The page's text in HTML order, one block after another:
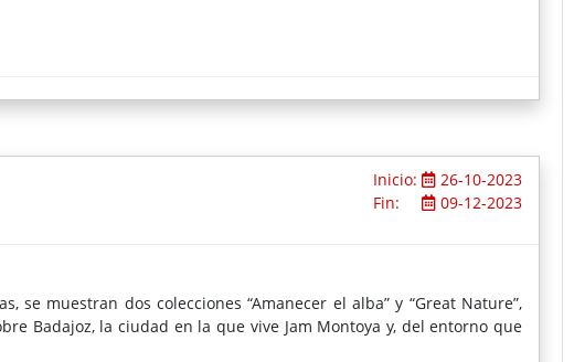
Inicio:
26-10-2023
Fin:
09-12-2023
se muestran dos colecciones “Amanecer el alba” y “Great Nature”,
Badajoz, la ciudad en la que vive Jam Montoya y, del entorno que